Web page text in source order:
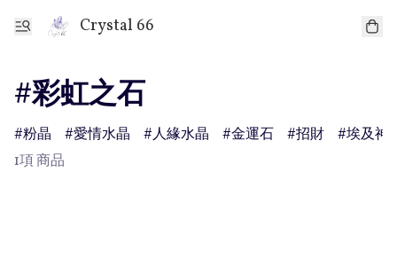
Crystal 66
#彩虹之石
粉晶 愛情水晶 人緣水晶 金運石 招財
埃及神
1項 商品